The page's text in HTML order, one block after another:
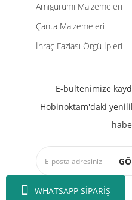
WHATSAPP SİPARİŞ
Amigurumi Malzemeleri
Çanta Malzemeleri
İhraç Fazlası Örgü İpleri
E-bültenimize
Hobinoktam'daki